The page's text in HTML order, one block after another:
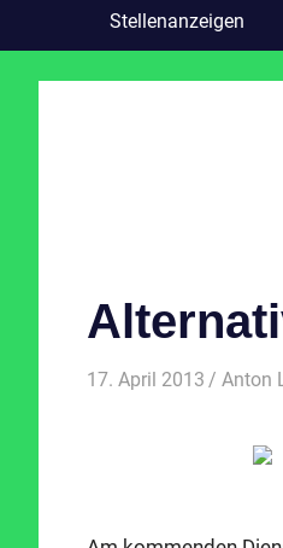
Stellenanzeigen
17. April 2013 Anton